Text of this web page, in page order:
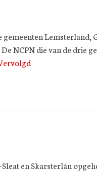
Lemsterland,
NCPN die van de drie
en Skarsterlân